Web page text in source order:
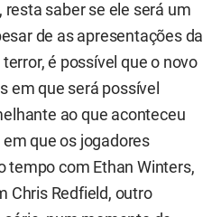
saber se ele será um
de as apresentações da
é possível que o novo
em que será possível
ao que aconteceu
que os jogadores
tempo com Ethan Winters,
Chris Redfield, outro